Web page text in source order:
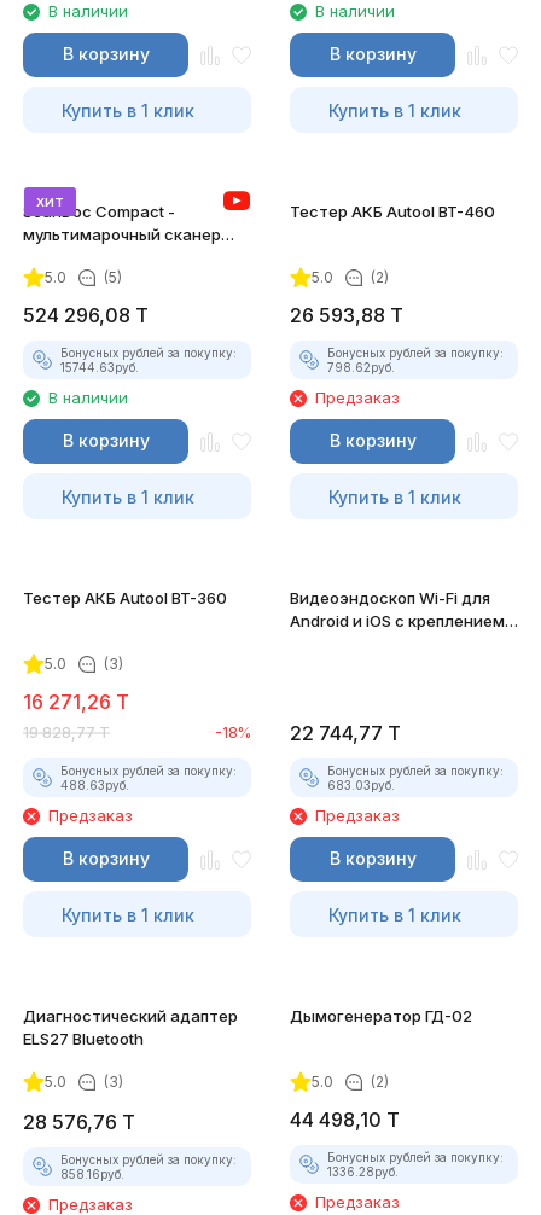
В наличии
В корзину
Купить в 1 клик
В наличии
В корзину
Купить в 1 клик
хит
ScanDoc Compact -
мультимарочный сканер
5.0 (5)
524 296,08 T
Бонусных рублей за покупку:
15744.63руб.
В наличии
В корзину
Купить в 1 клик
Тестер АКБ Autool BT-460
5.0 (2)
26 593,88 T
Бонусных рублей за покупку:
798.62руб.
Предзаказ
В корзину
Купить в 1 клик
Тестер АКБ Autool BT-360
5.0 (3)
16 271,26 T
19 828,77 T -18%
Бонусных рублей за покупку:
488.63руб.
Предзаказ
В корзину
Купить в 1 клик
Видеоэндоскоп Wi-Fi для
Android и iOS с креплением
22 744,77 T
Бонусных рублей за покупку:
683.03руб.
Предзаказ
В корзину
Купить в 1 клик
Диагностический адаптер
ELS27 Bluetooth
5.0 (3)
28 576,76 T
Бонусных рублей за покупку:
858.16руб.
Предзаказ
Дымогенератор ГД-02
5.0 (2)
44 498,10 T
Бонусных рублей за покупку:
1336.28руб.
Предзаказ